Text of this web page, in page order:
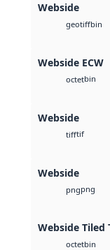
Webside
geotiffbin
Webside ECW
octetbin
Webside
tifftif
Webside
pngpng
Webside Tiled
octetbin